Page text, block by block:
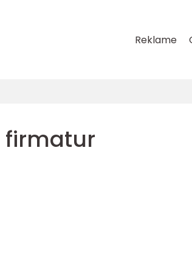
Reklame
firmatur